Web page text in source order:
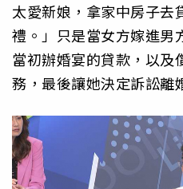
太愛新娘，拿家中房子去
禮。」只是當女方嫁進男
當初辦婚宴的貸款，以及
務，最後讓她決定訴訟離